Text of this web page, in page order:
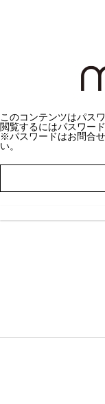
このコンテンツはパス
閲覧するにはパスワー
※パスワードはお問合
い。